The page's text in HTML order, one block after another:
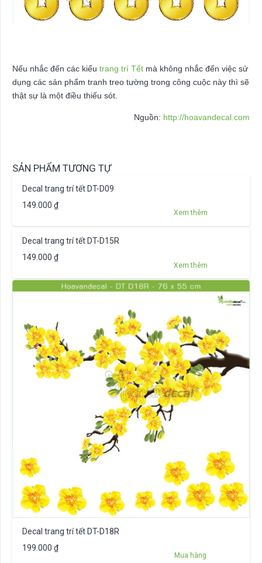
Nếu nhắc đến các kiểu trang trí Tết mà không nhắc đến việc sử
dụng các sản phẩm tranh treo tường trong công cuộc này thì sẽ
thật sự là một điều thiếu sót.
Nguồn: http://hoavandecal.com
SẢN PHẨM TƯƠNG TỰ
Decal trang trí tết DT-D09
149.000 ₫
Xem thêm
Decal trang trí tết DT-D15R
149.000 ₫
Xem thêm
Decal trang trí tết DT-D18R
199.000 ₫
Mua hàng